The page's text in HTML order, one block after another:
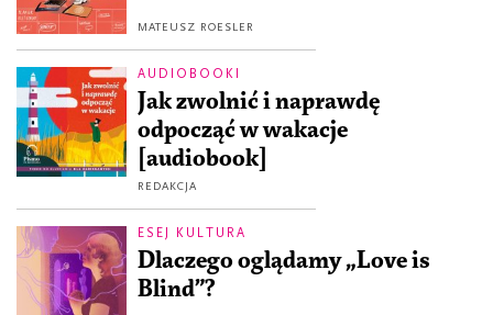
MATEUSZ ROESLER
AUDIOBOOKI
Jak zwolnić i naprawdę
odpocząć w wakacje
[audiobook]
REDAKCJA
ESEJ KULTURA
Dlaczego oglądamy „Love is
Blind”?